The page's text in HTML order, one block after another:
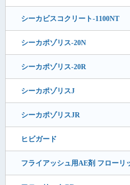
シーカビスコクリート-1100NT
シーカポゾリス-20N
シーカポゾリス-20R
シーカポゾリスJ
シーカポゾリスJR
ヒビガード
フライアッシュ用AE剤 フローリ